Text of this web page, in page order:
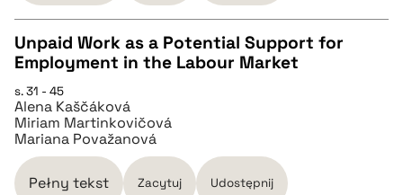
pobierz cytat
CZYSTY TEKST
pobierz cytat
BIBTEX
Unpaid Work as a Potential Support for
Employment in the Labour Market
s. 31 - 45
Alena Kaščáková
Miriam Martinkovičová
Mariana Považanová
Pełny tekst Zacytuj Udostępnij